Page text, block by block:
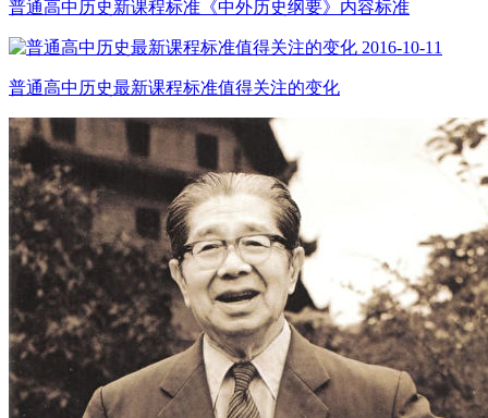
普通高中历史新课程标准《中外历史纲要》内容标准
2016-10-11
普通高中历史最新课程标准值得关注的变化